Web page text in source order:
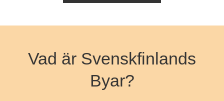
Vad är Svenskfinlands
Byar?